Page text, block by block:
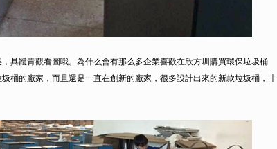
具體肯觀看圖哦。為什么會有那么多企業喜歡在欣方圳購買環保垃圾桶
桶的廠家，而且還是一直在創新的廠家，很多設計出來的新款垃圾桶，非